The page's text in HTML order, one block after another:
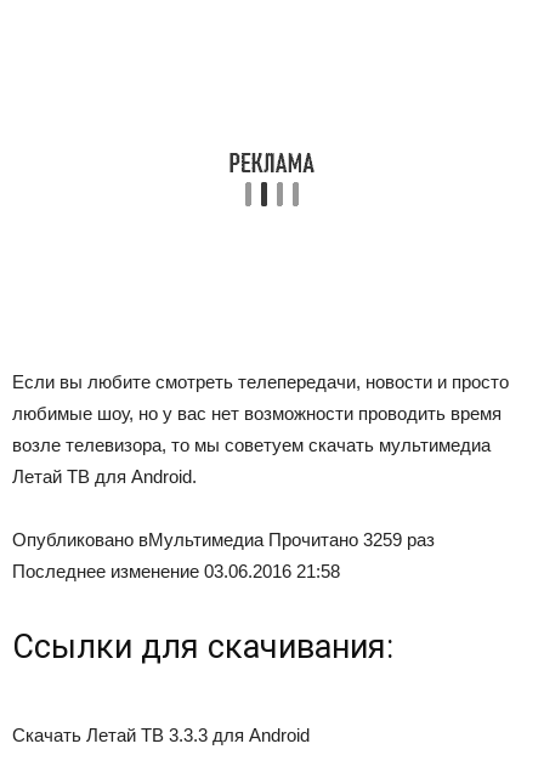
Если вы любите смотреть телепередачи, новости и просто
любимые шоу, но у вас нет возможности проводить время
возле телевизора, то мы советуем скачать мультимедиа
Летай ТВ для Android.
Опубликовано вМультимедиа Прочитано 3259 раз
Последнее изменение 03.06.2016 21:58
Ссылки для скачивания:
Скачать Летай ТВ 3.3.3 для Android